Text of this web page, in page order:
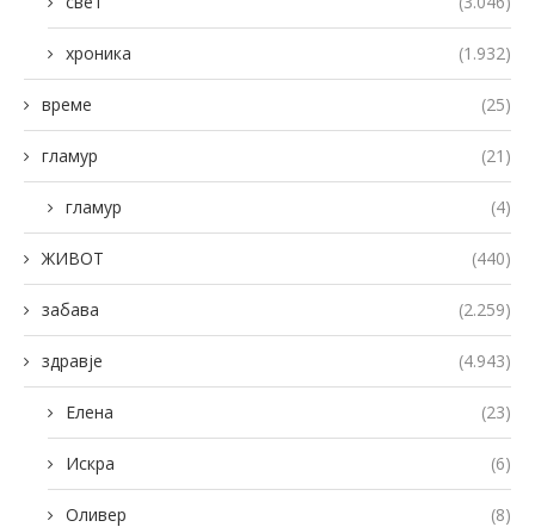
хроника (1.932)
време (25)
гламур (21)
гламур (4)
ЖИВОТ (440)
забава (2.259)
здравје (4.943)
Елена (23)
Искра (6)
Оливер (8)